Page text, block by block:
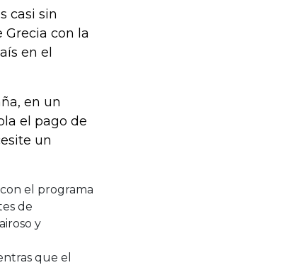
casi sin
con la
en el
en un
el pago de
un
el programa
de
y
que el